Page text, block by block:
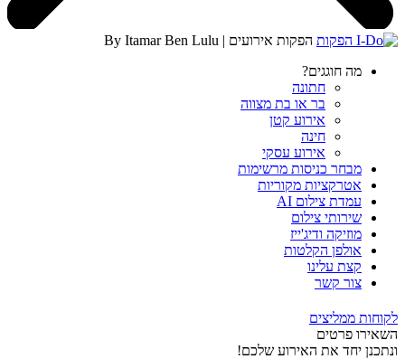
הפקות אירועים | By Itamar Ben Lulu
מה חוגגים?
חתונה
בר או בת מצווה
אירוע קטן
חינה
אירוע עסקי
מבחר כניסות מרשימות
אטרקציות מקוריות
עמדת צילום AI
שירותי צילום
מוזיקה ודיג'ייז
אולפן הקלטות
קצת עלינו
צור קשר
לקוחות ממליצים
השאירו פרטים
ונתכנן יחד את האירוע שלכם!